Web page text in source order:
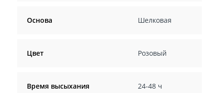
Основа Шелковая
Цвет Розовый
Время высыхания 24-48 ч